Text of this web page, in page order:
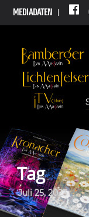
MEDIADATEN
Tag
Juli 25, 2023